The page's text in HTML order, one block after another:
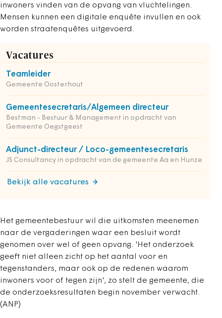
inwoners vinden van de opvang van vluchtelingen.
Mensen kunnen een digitale enquête invullen en ook
worden straatenquêtes uitgevoerd.
Vacatures
Teamleider
Gemeente Oosterhout
Gemeentesecretaris/Algemeen directeur
Bestman - Bestuur & Management in opdracht van
Gemeente Oegstgeest
Adjunct-directeur / Loco-gemeentesecretaris
JS Consultancy in opdracht van de gemeente Aa en Hunze
Bekijk alle vacatures
Het gemeentebestuur wil die uitkomsten meenemen
naar de vergaderingen waar een besluit wordt
genomen over wel of geen opvang. 'Het onderzoek
geeft niet alleen zicht op het aantal voor en
tegenstanders, maar ook op de redenen waarom
inwoners voor of tegen zijn', zo stelt de gemeente, die
de onderzoeksresultaten begin november verwacht.
(ANP)